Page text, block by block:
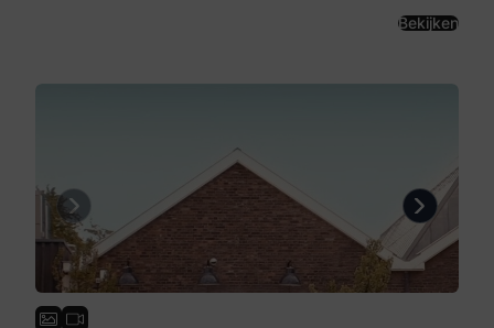
Bekijken
Previous Next